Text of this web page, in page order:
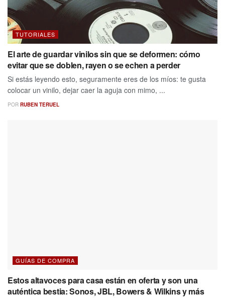
TUTORIALES
El arte de guardar vinilos sin que se deformen: cómo
evitar que se doblen, rayen o se echen a perder
Si estás leyendo esto, seguramente eres de los míos: te gusta
colocar un vinilo, dejar caer la aguja con mimo, ...
POR RUBEN TERUEL
GUÍAS DE COMPRA
Estos altavoces para casa están en oferta y son una
auténtica bestia: Sonos, JBL, Bowers & Wilkins y más